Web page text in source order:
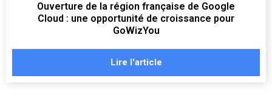
Ouverture de la région française de Google
Cloud : une opportunité de croissance pour
GoWizYou
Lire l'article